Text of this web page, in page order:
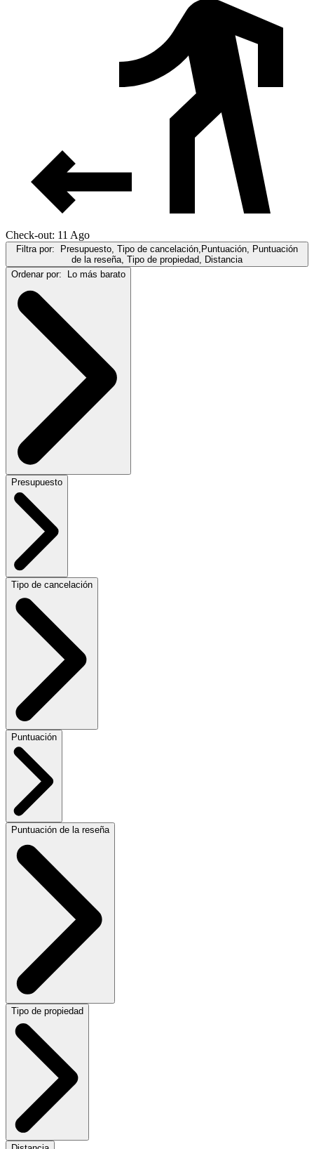
Check-out: 11 Ago
Filtra por:
Presupuesto, Tipo de cancelación,Puntuación, Puntuación
de la reseña, Tipo de propiedad, Distancia
Ordenar por:
Lo más barato
Presupuesto
Tipo de cancelación
Puntuación
Puntuación de la reseña
Tipo de propiedad